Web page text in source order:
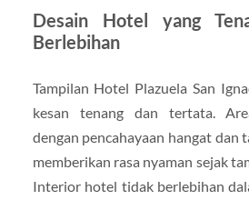
Desain Hotel yang
Berlebihan
Tampilan Hotel Plazuela San
kesan tenang dan tertata.
dengan pencahayaan hangat dan
memberikan rasa nyaman sejak
Interior hotel tidak berlebihan